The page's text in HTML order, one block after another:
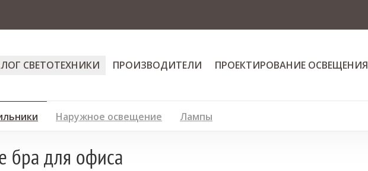
СВЕТОТЕХНИКИ ПРОИЗВОДИТЕЛИ ПРОЕКТИРОВАНИЕ ОСВЕЩЕНИЯ
Наружное освещение Лампы
бра для офиса